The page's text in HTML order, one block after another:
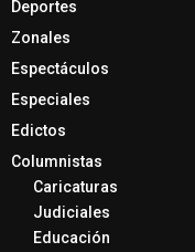
Deportes
Zonales
Espectáculos
Especiales
Edictos
Columnistas
Caricaturas
Judiciales
Educación